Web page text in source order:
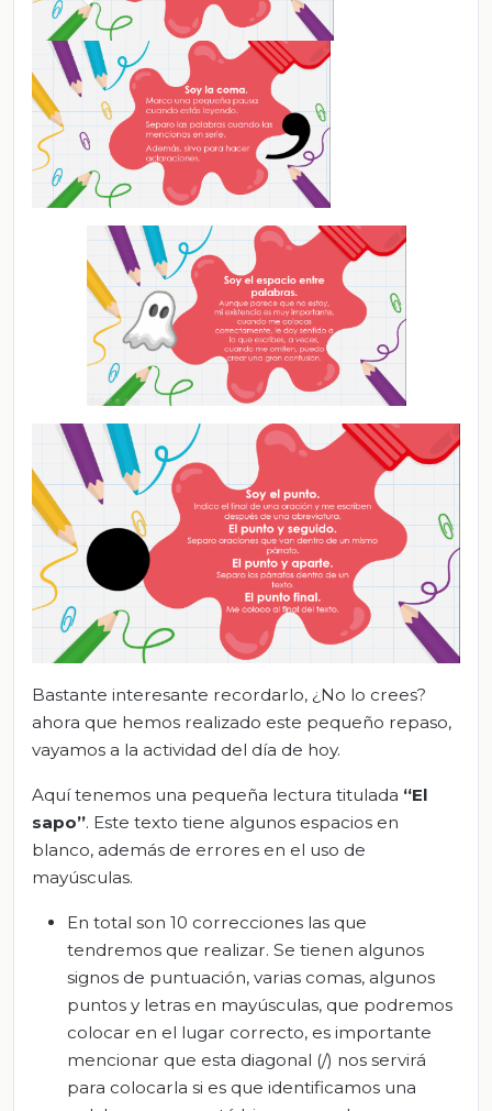
Bastante interesante recordarlo, ¿No lo crees?
ahora que hemos realizado este pequeño repaso,
vayamos a la actividad del día de hoy.
Aquí tenemos una pequeña lectura titulada “El
sapo”. Este texto tiene algunos espacios en
blanco, además de errores en el uso de
mayúsculas.
En total son 10 correcciones las que
tendremos que realizar. Se tienen algunos
signos de puntuación, varias comas, algunos
puntos y letras en mayúsculas, que podremos
colocar en el lugar correcto, es importante
mencionar que esta diagonal (/) nos servirá
para colocarla si es que identificamos una